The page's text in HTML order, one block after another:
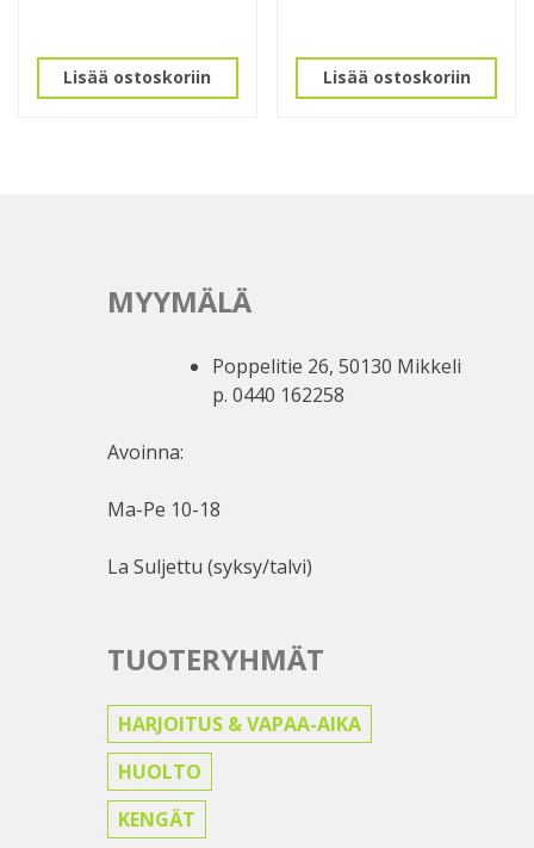
Lisää ostoskoriin Lisää ostoskoriin
MYYMÄLÄ
Poppelitie 26, 50130 Mikkeli
p. 0440 162258
Avoinna:
Ma-Pe 10-18
La Suljettu (syksy/talvi)
TUOTERYHMÄT
HARJOITUS & VAPAA-AIKA
HUOLTO
KENGÄT